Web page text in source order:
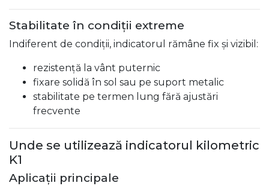
Stabilitate în condiții extreme
Indiferent de condiții, indicatorul rămâne fix și vizibil:
rezistență la vânt puternic
fixare solidă în sol sau pe suport metalic
stabilitate pe termen lung fără ajustări
frecvente
Unde se utilizează indicatorul kilometric
K1
Aplicații principale